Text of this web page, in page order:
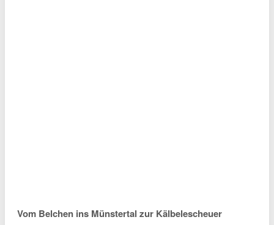
Vom Belchen ins Münstertal zur Kälbelescheuer